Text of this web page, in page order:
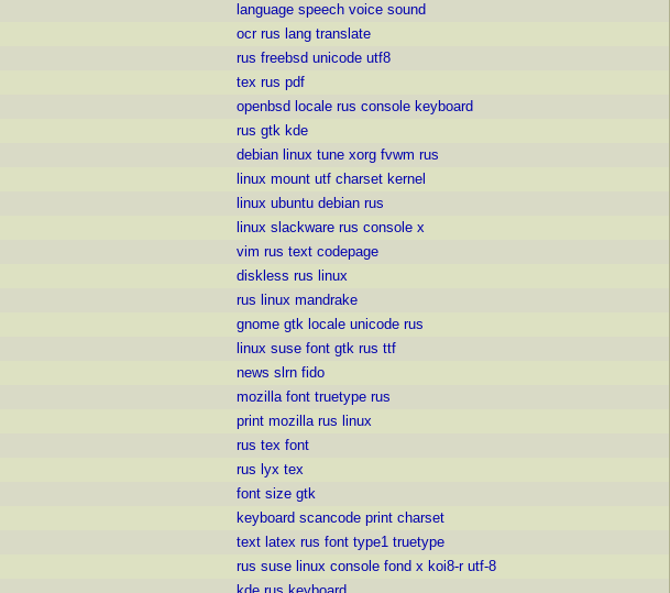
language speech voice sound
ocr rus lang translate
rus freebsd unicode utf8
tex rus pdf
openbsd locale rus console keyboard
rus gtk kde
debian linux tune xorg fvwm rus
linux mount utf charset kernel
linux ubuntu debian rus
linux slackware rus console x
vim rus text codepage
diskless rus linux
rus linux mandrake
gnome gtk locale unicode rus
linux suse font gtk rus ttf
news slrn fido
mozilla font truetype rus
print mozilla rus linux
rus tex font
rus lyx tex
font size gtk
keyboard scancode print charset
text latex rus font type1 truetype
rus suse linux console fond x koi8-r utf-8